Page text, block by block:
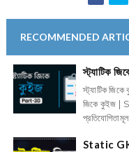
RECOMMENDED
স্ট্যাটিক
স্ট্যাটিক
জিকে কুইজ |
Static